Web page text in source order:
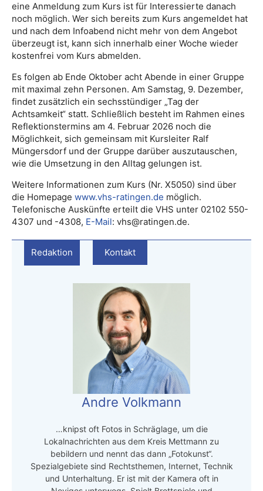
eine Anmeldung zum Kurs ist für Interessierte danach
noch möglich. Wer sich bereits zum Kurs angemeldet hat
und nach dem Infoabend nicht mehr von dem Angebot
überzeugt ist, kann sich innerhalb einer Woche wieder
kostenfrei vom Kurs abmelden.
Es folgen ab Ende Oktober acht Abende in einer Gruppe
mit maximal zehn Personen. Am Samstag, 9. Dezember,
findet zusätzlich ein sechsstündiger „Tag der
Achtsamkeit“ statt. Schließlich besteht im Rahmen eines
Reflektionstermins am 4. Februar 2026 noch die
Möglichkeit, sich gemeinsam mit Kursleiter Ralf
Müngersdorf und der Gruppe darüber auszutauschen,
wie die Umsetzung in den Alltag gelungen ist.
Weitere Informationen zum Kurs (Nr. X5050) sind über
die Homepage www.vhs-ratingen.de möglich.
Telefonische Auskünfte erteilt die VHS unter 02102 550-
4307 und -4308, E-Mail: vhs@ratingen.de.
Redaktion Kontakt
Andre Volkmann
…knipst oft Fotos in Schräglage, um die
Lokalnachrichten aus dem Kreis Mettmann zu
bebildern und nennt das dann „Fotokunst“.
Spezialgebiete sind Rechtsthemen, Internet, Technik
und Unterhaltung. Er ist mit der Kamera oft in